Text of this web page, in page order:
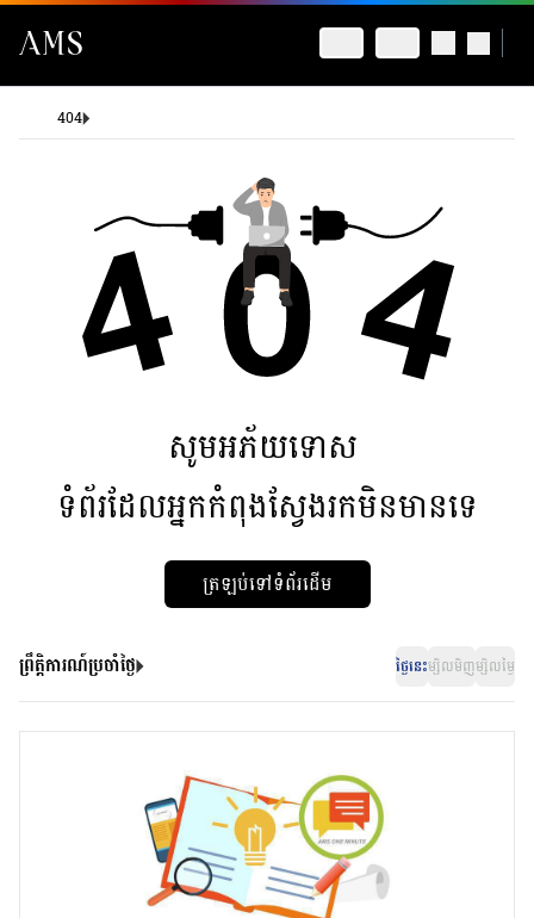
404
សូមអភ័យទោស
ទំព័រដែលអ្នកកំពុងស្វែងរកមិនមានទេ
ត្រឡប់ទៅទំព័រដើម
ព្រឹត្តិការណ៍ប្រចាំថ្ងៃ ថ្ងៃនេះម្សិលមិញម្សិលម្ងៃ